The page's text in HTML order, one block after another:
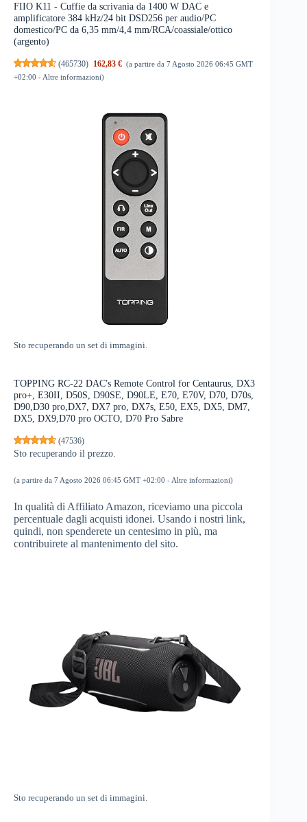
FIIO K11 - Cuffie da scrivania da 1400 W DAC e
amplificatore 384 kHz/24 bit DSD256 per audio/PC
domestico/PC da 6,35 mm/4,4 mm/RCA/coassiale/ottico
(argento)
(465730) 162,83 € (a partire da 7 Agosto 2026 06:45 GMT
+02:00 - Altre informazioni)
Sto recuperando un set di immagini.
TOPPING RC-22 DAC's Remote Control for Centaurus, DX3
pro+, E30II, D50S, D90SE, D90LE, E70, E70V, D70, D70s,
D90,D30 pro,DX7, DX7 pro, DX7s, E50, EX5, DX5, DM7,
DX5, DX9,D70 pro OCTO, D70 Pro Sabre
(47536)
Sto recuperando il prezzo.
(a partire da 7 Agosto 2026 06:45 GMT +02:00 - Altre informazioni)
In qualità di Affiliato Amazon, riceviamo una piccola
percentuale dagli acquisti idonei. Usando i nostri link,
quindi, non spenderete un centesimo in più, ma
contribuirete al mantenimento del sito.
Sto recuperando un set di immagini.